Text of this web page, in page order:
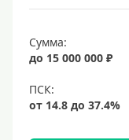
Долгосрочные
Год
Сумма:
до 15 000 000 ₽